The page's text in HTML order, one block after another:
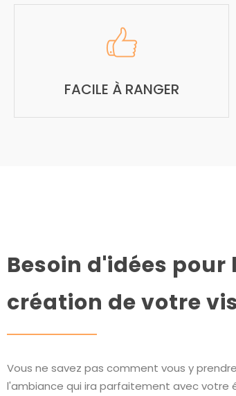
FACILE À RANGER
Besoin d'idées pour
création de votre
Vous ne savez pas comment vous y
l'ambiance qui ira parfaitement avec votre